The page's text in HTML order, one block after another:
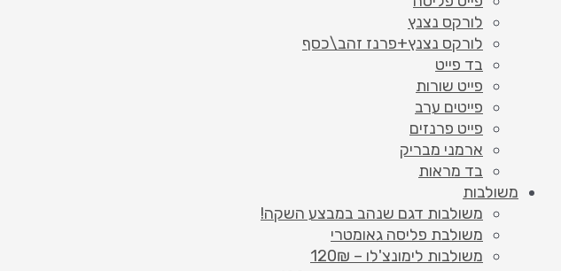
לורקס נצנץ
לורקס נצנץ+פרנז זהב\כסף
בד פייט
פייט שורות
פייטים ערב
פייט פרנזים
ארמני מבריק
בד מראות
משולבות
משולבות דגם שנהב במבצע השקה!
משולבת פליסה גאומטרי
משולבות לימונצ'לו – 120₪